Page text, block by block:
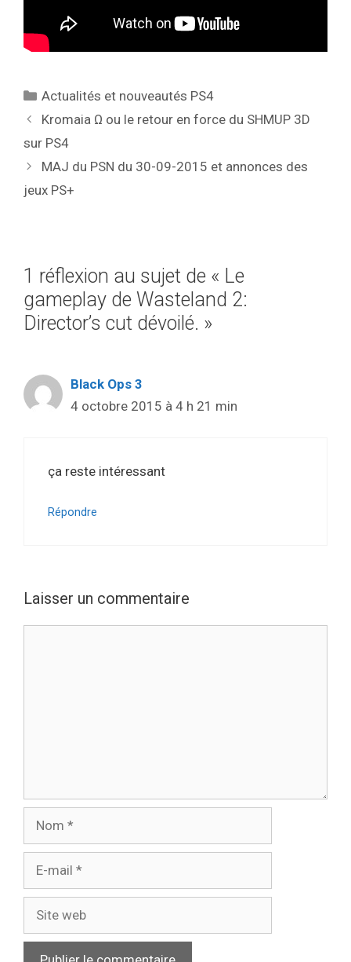
Catégories
Actualités et nouveautés PS4
Kromaia Ω ou le retour en force du SHMUP 3D
sur PS4
MAJ du PSN du 30-09-2015 et annonces des
jeux PS+
1 réflexion au sujet de « Le
gameplay de Wasteland 2:
Director’s cut dévoilé. »
Black Ops 3
4 octobre 2015 à 4 h 21 min
ça reste intéressant
Répondre
Laisser un commentaire